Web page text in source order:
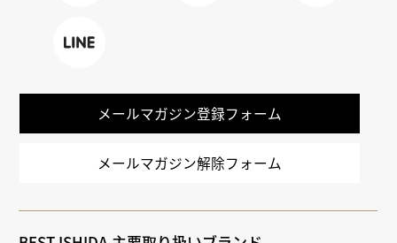
メールマガジン登録フォーム
メールマガジン解除フォーム